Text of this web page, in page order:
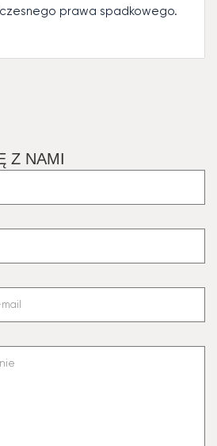
prawa spadkowego.
Z NAMI